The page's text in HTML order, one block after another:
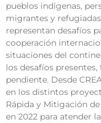
pueblos indígenas,
migrantes y
representan desafíos
cooperación
situaciones del
los desafíos
pendiente. Desde
en los distintos
Rápida y Mitigación
en 2022 para atender